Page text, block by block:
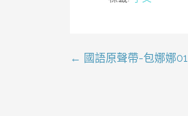
文
← 國語原聲帶-包娜娜01